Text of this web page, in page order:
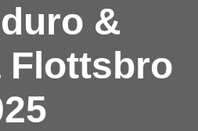
&
Flottsbro